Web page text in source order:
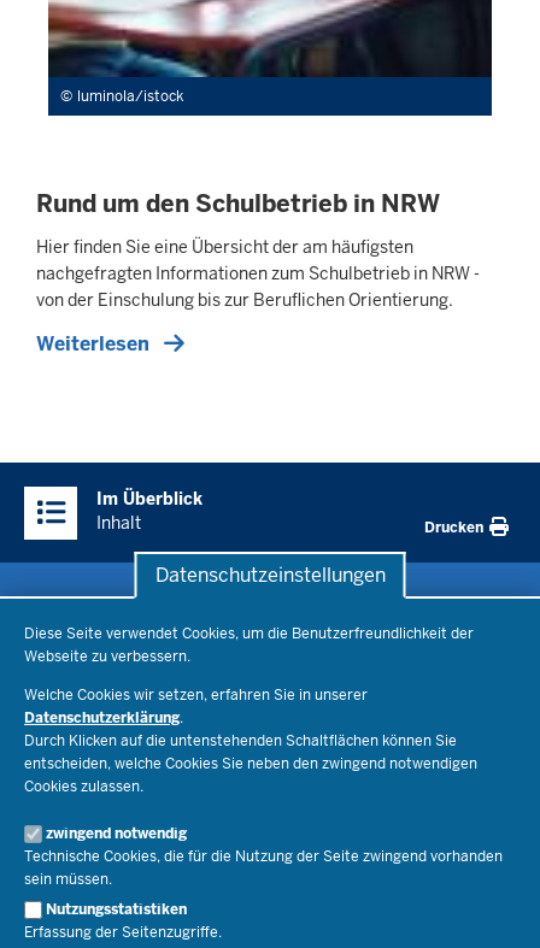
Datenschutzeinstellungen
Diese Seite verwendet Cookies, um die Benutzerfreundlichkeit der
Webseite zu verbessern.
Welche Cookies wir setzen, erfahren Sie in unserer
Datenschutzerklärung.
Durch Klicken auf die untenstehenden Schaltflächen können Sie
entscheiden, welche Cookies Sie neben den zwingend notwendigen
Cookies zulassen.
zwingend notwendig
Technische Cookies, die für die Nutzung der Seite zwingend vorhanden
sein müssen.
Nutzungsstatistiken
Erfassung der Seitenzugriffe.
luminola/istock
Rund um den Schulbetrieb in NRW
Hier finden Sie eine Übersicht der am häufigsten
nachgefragten Informationen zum Schulbetrieb in NRW -
von der Einschulung bis zur Beruflichen Orientierung.
Weiterlesen
Inhalte
Im Überblick
Inhalt
Drucken
Bildungsthemen
Lehrkräfte
Recht
Schulleben
Ministerium
Ministerin Dorothee Feller
Staatssekretär Dr. Urban Mauer
Open Government
Bibliothek
Veranstaltungen
Geschäftsbereich
Presse
Pressefotos
Social Media
Pressekontakt
Service
Schule(n) suchen
Kontakt
Der Weg zu uns